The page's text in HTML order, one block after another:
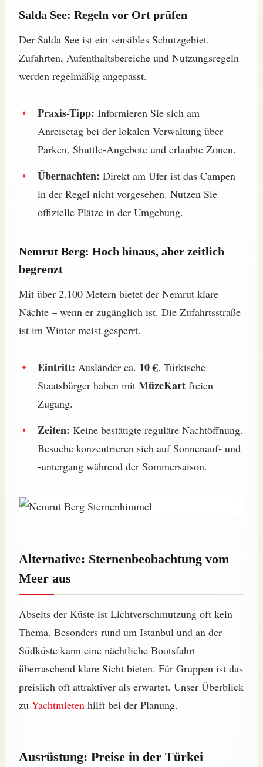
Salda See: Regeln vor Ort prüfen
Der Salda See ist ein sensibles Schutzgebiet.
Zufahrten, Aufenthaltsbereiche und Nutzungsregeln
werden regelmäßig angepasst.
Praxis-Tipp: Informieren Sie sich am
Anreisetag bei der lokalen Verwaltung über
Parken, Shuttle-Angebote und erlaubte Zonen.
Übernachten: Direkt am Ufer ist das Campen
in der Regel nicht vorgesehen. Nutzen Sie
offizielle Plätze in der Umgebung.
Nemrut Berg: Hoch hinaus, aber zeitlich
begrenzt
Mit über 2.100 Metern bietet der Nemrut klare
Nächte – wenn er zugänglich ist. Die Zufahrtsstraße
ist im Winter meist gesperrt.
Eintritt: Ausländer ca. 10 €. Türkische
Staatsbürger haben mit MüzeKart freien
Zugang.
Zeiten: Keine bestätigte reguläre Nachtöffnung.
Besuche konzentrieren sich auf Sonnenauf- und
-untergang während der Sommersaison.
Alternative: Sternenbeobachtung vom
Meer aus
Abseits der Küste ist Lichtverschmutzung oft kein
Thema. Besonders rund um Istanbul und an der
Südküste kann eine nächtliche Bootsfahrt
überraschend klare Sicht bieten. Für Gruppen ist das
preislich oft attraktiver als erwartet. Unser Überblick
zu Yachtmieten hilft bei der Planung.
Ausrüstung: Preise in der Türkei